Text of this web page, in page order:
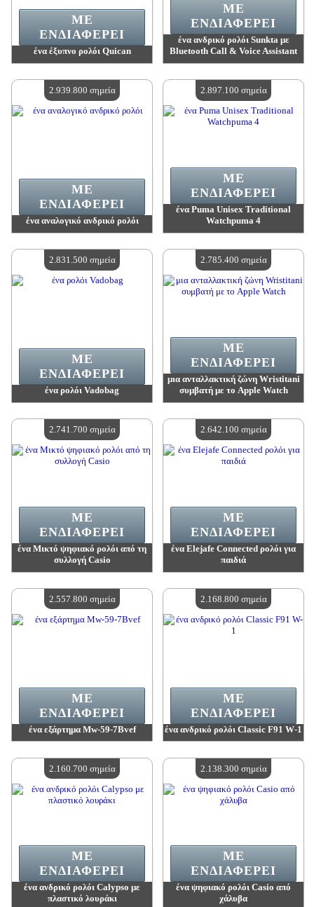
ένα έξυπνο ρολόι Quican
Διαθέσιμη ποσότητα:4
ΜΕ
ΕΝΔΙΑΦΈΡΕΙ
ένα ανδρικό ρολόι Sunkta με
Bluetooth Call & Voice Assistant
Διαθέσιμη ποσότητα:4
ΜΕ
ΕΝΔΙΑΦΈΡΕΙ
ένα αναλογικό ανδρικό ρολόι
Διαθέσιμη ποσότητα:4
ΜΕ
ΕΝΔΙΑΦΈΡΕΙ
2.939.800 σημεία
ένα Puma Unisex Traditional
Watchpuma 4
Διαθέσιμη ποσότητα:4
ΜΕ
ΕΝΔΙΑΦΈΡΕΙ
2.897.100 σημεία
ένα ρολόι Vadobag
Διαθέσιμη ποσότητα:4
ΜΕ
ΕΝΔΙΑΦΈΡΕΙ
2.831.500 σημεία
μια ανταλλακτική ζώνη Wristitani
συμβατή με το Apple Watch
Διαθέσιμη ποσότητα:4
ΜΕ
ΕΝΔΙΑΦΈΡΕΙ
2.785.400 σημεία
ένα Μικτό ψηφιακό ρολόι από τη
συλλογή Casio
Διαθέσιμη ποσότητα:4
ΜΕ
ΕΝΔΙΑΦΈΡΕΙ
2.741.700 σημεία
ένα Elejafe Connected ρολόι για
παιδιά
Διαθέσιμη ποσότητα:4
ΜΕ
ΕΝΔΙΑΦΈΡΕΙ
2.642.100 σημεία
ένα εξάρτημα Mw-59-7Bvef
Διαθέσιμη ποσότητα:4
ΜΕ
ΕΝΔΙΑΦΈΡΕΙ
2.557.800 σημεία
ένα ανδρικό ρολόι Classic F91 W-1
Διαθέσιμη ποσότητα:4
ΜΕ
ΕΝΔΙΑΦΈΡΕΙ
2.168.800 σημεία
ένα ανδρικό ρολόι Calypso με
πλαστικό λουράκι
ΜΕ
ΕΝΔΙΑΦΈΡΕΙ
2.160.700 σημεία
ένα ψηφιακό ρολόι Casio από
χάλυβα
ΜΕ
ΕΝΔΙΑΦΈΡΕΙ
2.138.300 σημεία